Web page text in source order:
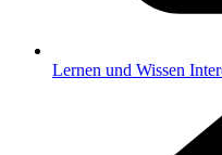
Lernen und Wissen